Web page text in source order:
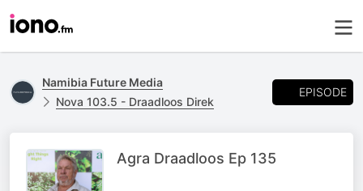
Namibia Future Media
Nova 103.5 - Draadloos Direk
EPISODE
Agra Draadloos Ep 135